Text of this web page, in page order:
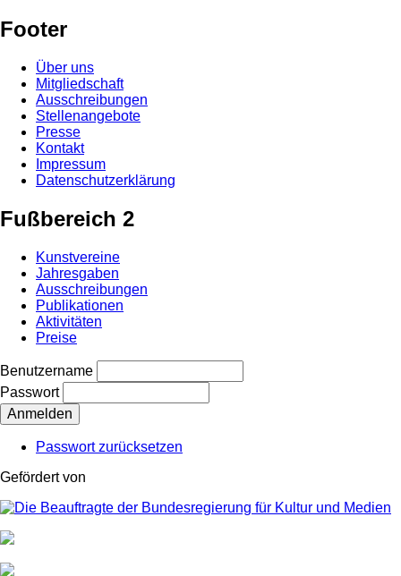
Footer
Über uns
Mitgliedschaft
Ausschreibungen
Stellenangebote
Presse
Kontakt
Impressum
Datenschutzerklärung
Fußbereich 2
Kunstvereine
Jahresgaben
Ausschreibungen
Publikationen
Aktivitäten
Preise
Benutzername
Passwort
Passwort zurücksetzen
Gefördert von